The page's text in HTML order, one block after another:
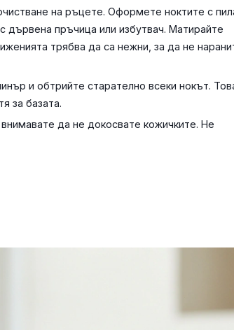
на ръцете. Оформете ноктите с
дървена пръчица или избутвач. Матирайте
трябва да са нежни, за да не
и обтрийте старателно всеки нокът.
за базата.
да не докосвате кожичките. Не